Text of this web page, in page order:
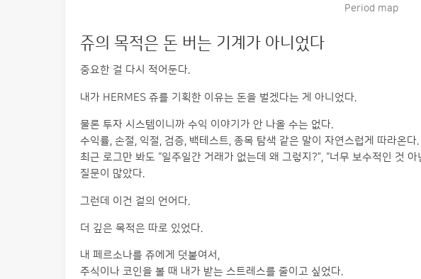
Period map
쥬의 목적은 돈 버는 기계가 아니었다
중요한 걸 다시 적어둔다.
내가 HERMES 쥬를 기획한 이유는 돈을 벌겠다는 게 아니었다.
물론 투자 시스템이니까 수익 이야기가 안 나올 수는 없다.
수익률, 손절, 익절, 검증, 백테스트, 종목 탐색 같은 말이 자연스럽게 따라온다.
최근 로그만 봐도 “일주일간 거래가 없는데 왜 그렇지?”, “너무 보수적인 것
질문이 많았다.
그런데 이건 겉의 언어다.
더 깊은 목적은 따로 있었다.
내 페르소나를 쥬에게 덧붙여서,
주식이나 코인을 볼 때 내가 받는 스트레스를 줄이고 싶었다.